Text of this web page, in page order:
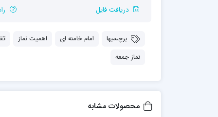
مدرسه علمیه شهید صدوقی ره واحد5
مدرسه علمیه معصومیه
مدرسه علمیه نمونه پیامبر اعظم(ص)
حسن علیه السلام
مرکز هدایت علمی و تربیتی الهادی علیه السلام
دریافت فایل
برچسبها امام خامنه ای اهمیت نماز
نماز جمعه
محصولات مشابه